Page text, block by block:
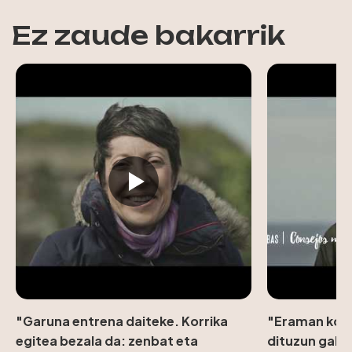
Ez zaude bakarrik
"Garuna entrena daiteke. Korrika
egitea bezala da: zenbat eta
"Eraman
dituzun